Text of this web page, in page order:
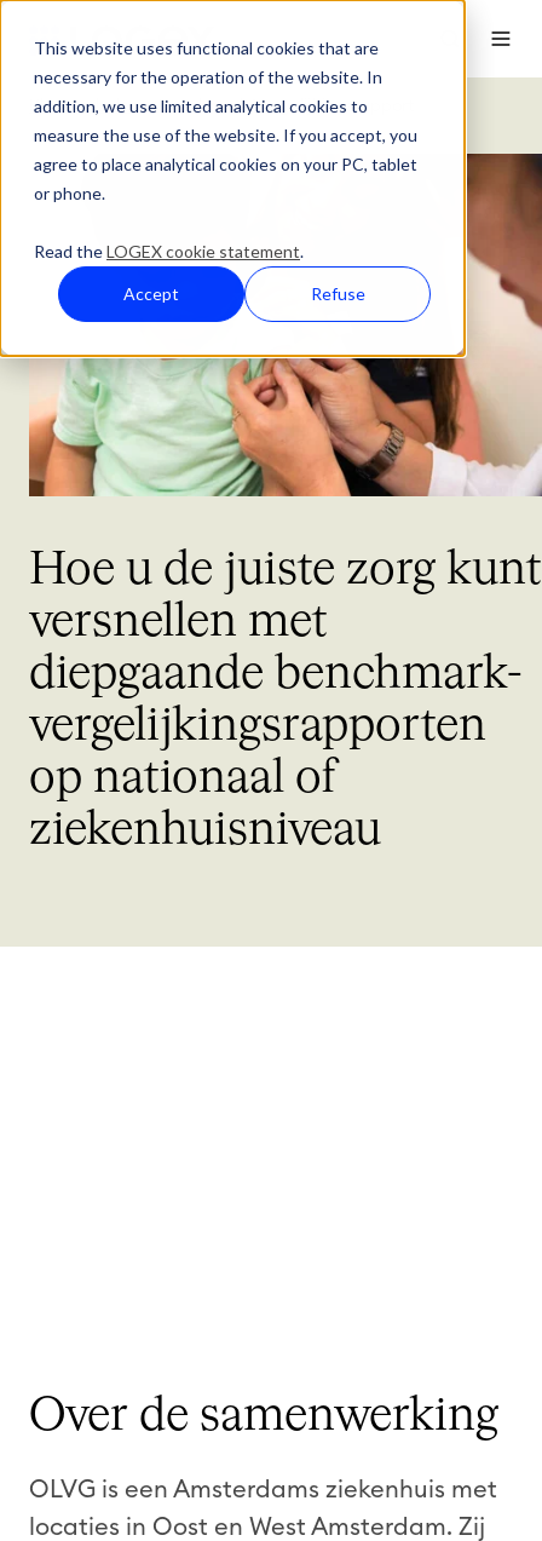
This website uses functional cookies that are
necessary for the operation of the website. In
addition, we use limited analytical cookies to
measure the use of the website. If you accept, you
agree to place analytical cookies on your PC, tablet
or phone.
Read theLOGEX cookie statement.
Accept Refuse
Klantverhalen Benchmark-Vergelijkingsrapport
Hoe u de juiste zorg kunt
versnellen met
diepgaande benchmark-
vergelijkingsrapporten
op nationaal of
ziekenhuisniveau
Over de samenwerking
OLVG is een Amsterdams ziekenhuis met
locaties in Oost en West Amsterdam. Zij